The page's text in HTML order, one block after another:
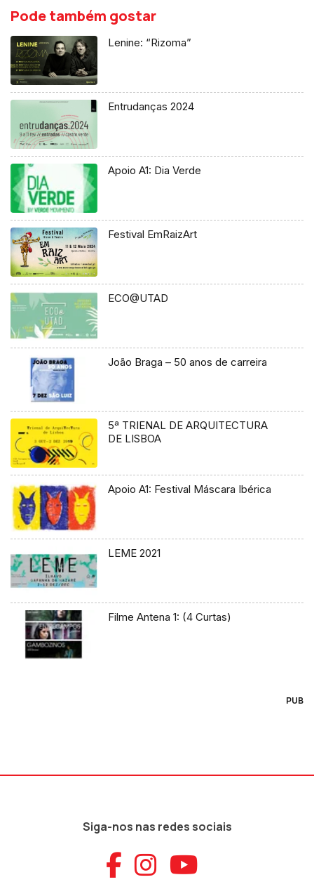
Pode também gostar
Lenine: “Rizoma”
Entrudanças 2024
Apoio A1: Dia Verde
Festival EmRaizArt
ECO@UTAD
João Braga – 50 anos de carreira
5ª TRIENAL DE ARQUITECTURA
DE LISBOA
Apoio A1: Festival Máscara Ibérica
LEME 2021
Filme Antena 1: (4 Curtas)
PUB
Siga-nos nas redes sociais
Aceder ao
Aceder ao
Aceder